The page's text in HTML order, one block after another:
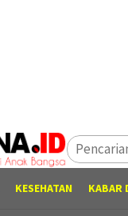
KESEHATAN KABAR